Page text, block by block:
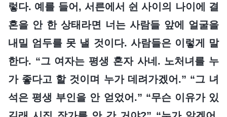
렇다. 예를 들어, 서른에서 쉰 사이의 나이에 결
혼을 안 한 상태라면 너는 사람들 앞에 얼굴을
내밀 엄두를 못 낼 것이다. 사람들은 이렇게 말
한다. “그 여자는 평생 혼자 사네. 노처녀를 누
가 좋다고 할 것이며 누가 데려가겠어.” “그 녀
석은 평생 부인을 안 얻었어.” “무슨 이유가 있